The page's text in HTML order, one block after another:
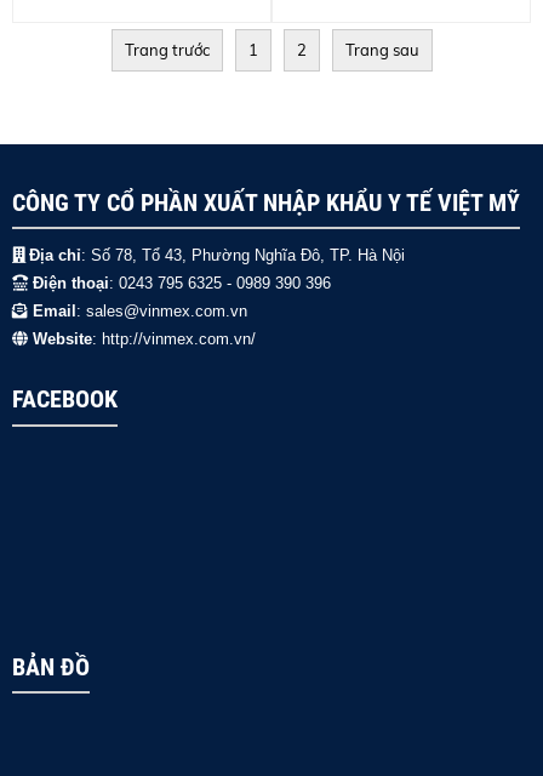
Trang trước 1 2 Trang sau
CÔNG TY CỔ PHẦN XUẤT NHẬP KHẨU Y TẾ VIỆT MỸ
Địa chỉ: Số 78, Tổ 43, Phường Nghĩa Đô, TP. Hà Nội
Điện thoại: 0243 795 6325 - 0989 390 396
Email : sales@vinmex.com.vn
Website: http://vinmex.com.vn/
FACEBOOK
BẢN ĐỒ